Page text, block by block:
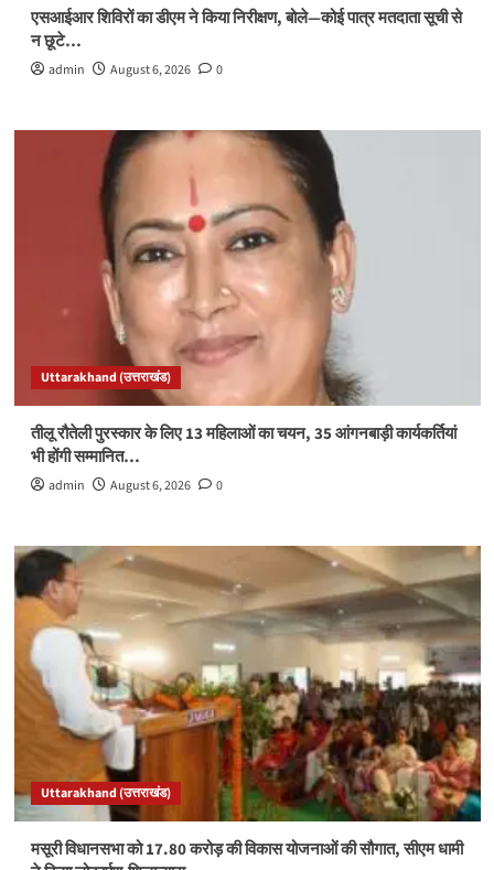
एसआईआर शिविरों का डीएम ने किया निरीक्षण, बोले—कोई पात्र मतदाता सूची से
न छूटे…
admin August 6, 2026 0
Uttarakhand (उत्तराखंड)
तीलू रौतेली पुरस्कार के लिए 13 महिलाओं का चयन, 35 आंगनबाड़ी कार्यकर्तियां
भी होंगी सम्मानित…
admin August 6, 2026 0
Uttarakhand (उत्तराखंड)
मसूरी विधानसभा को 17.80 करोड़ की विकास योजनाओं की सौगात, सीएम धामी